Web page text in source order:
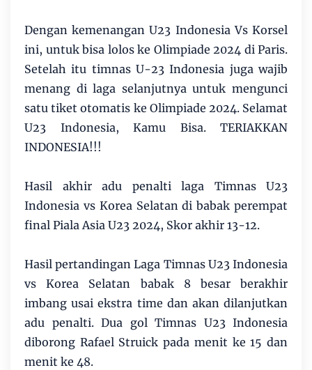
Dengan kemenangan U23 Indonesia Vs Korsel
ini, untuk bisa lolos ke Olimpiade 2024 di Paris.
Setelah itu timnas U-23 Indonesia juga wajib
menang di laga selanjutnya untuk mengunci
satu tiket otomatis ke Olimpiade 2024. Selamat
U23 Indonesia, Kamu Bisa. TERIAKKAN
INDONESIA!!!
Hasil akhir adu penalti laga Timnas U23
Indonesia vs Korea Selatan di babak perempat
final Piala Asia U23 2024, Skor akhir 13-12.
Hasil pertandingan Laga Timnas U23 Indonesia
vs Korea Selatan babak 8 besar berakhir
imbang usai ekstra time dan akan dilanjutkan
adu penalti. Dua gol Timnas U23 Indonesia
diborong Rafael Struick pada menit ke 15 dan
menit ke 48.